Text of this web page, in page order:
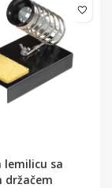
lemilicu sa
držačem